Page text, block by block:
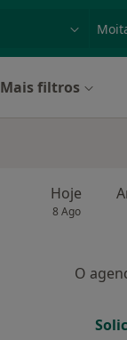
p.
Mais filtros
Hoje
8 Ago
O